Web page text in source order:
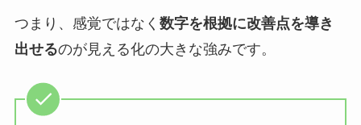
つまり、感覚ではなく 数字を根拠に改善点を導き
出せるのが見える化の大きな強みです。